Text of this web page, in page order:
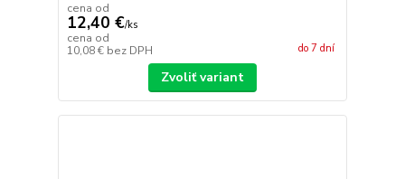
cena od
12,40 €/ks
cena od
10,08 € bez DPH do 7 dní
Zvoliť variant